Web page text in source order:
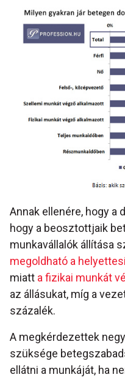
Annak ellenére, hogy
hogy a beosztottjaik
munkavállalók állítása
megoldható a
miatt a fizikai munkát
az állásukat, míg a
százalék.
A megkérdezettek
szüksége
ellátni a munkáját, ha